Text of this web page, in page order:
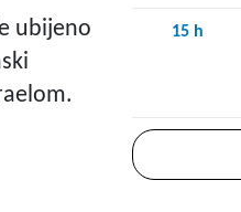
ubijeno
15 h